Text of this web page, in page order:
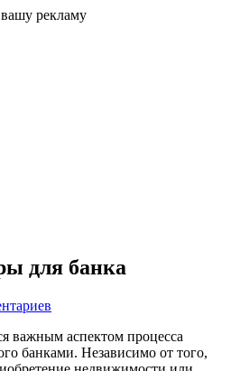
рекламу
для банка
важным аспектом процесса
банками. Независимо от того,